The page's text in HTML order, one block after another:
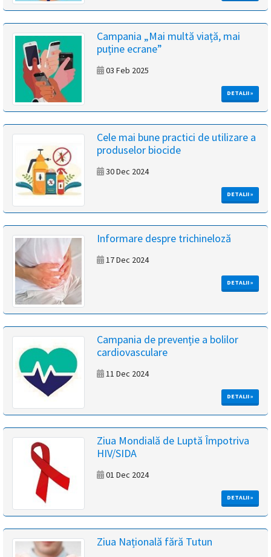
oldal
fejlesztés
alatt
van
Átiranyítás
a
román
másodpercen
Campania „Mai multă viață, mai
puține ecrane”
03 Feb 2025
DETALII »
Cele mai bune practici de utilizare a
produselor biocide
30 Dec 2024
DETALII »
Informare despre trichineloză
17 Dec 2024
DETALII »
Campania de prevenție a bolilor
cardiovasculare
11 Dec 2024
DETALII »
Ziua Mondială de Luptă Împotriva
HIV/SIDA
01 Dec 2024
DETALII »
Ziua Națională fără Tutun